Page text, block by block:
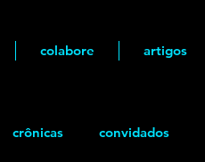
colabore artigos
crônicas convidados